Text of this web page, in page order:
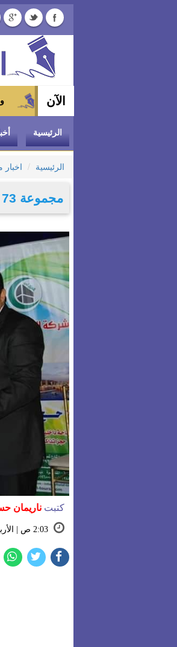
الآنوزير التموين يوجه بتخفيض سعر
الرئيسية
الرئيسية
مجموعة 73 مؤرخين تكرم دكتور احمد عبدالله
كتبتناريمان
2:03 ص | الأربعاء 24 أبريل 2019